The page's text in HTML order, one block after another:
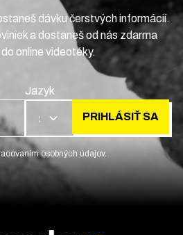
dávku čerstvých informácií.
a dostaneš od nás zdarma
online videotéky.
Jazyk
SK PRIHLÁSIŤ SA
osobných údajov.